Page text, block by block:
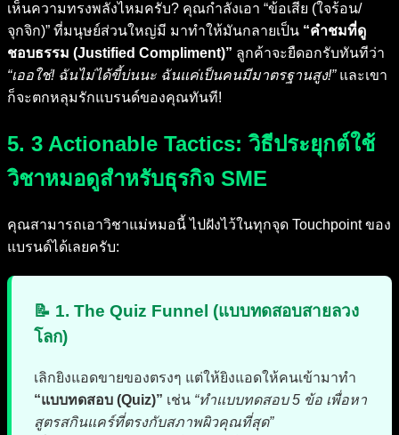
เห็นความทรงพลังไหมครับ? คุณกำลังเอา “ข้อเสีย (ใจร้อน/
จุกจิก)” ที่มนุษย์ส่วนใหญ่มี มาทำให้มันกลายเป็น “คำชมที่ดู
ชอบธรรม (Justified Compliment)” ลูกค้าจะยืดอกรับทันทีว่า
“เออใช่! ฉันไม่ได้ขี้บ่นนะ ฉันแค่เป็นคนมีมาตรฐานสูง!”และเขา
ก็จะตกหลุมรักแบรนด์ของคุณทันที!
5. 3 Actionable Tactics: วิธีประยุกต์ใช้
วิชาหมอดูสำหรับธุรกิจ SME
คุณสามารถเอาวิชาแม่หมอนี้ ไปฝังไว้ในทุกจุด Touchpoint ของ
แบรนด์ได้เลยครับ:
📝 1. The Quiz Funnel (แบบทดสอบสายลวง
โลก)
เลิกยิงแอดขายของตรงๆ แต่ให้ยิงแอดให้คนเข้ามาทำ
“แบบทดสอบ (Quiz)” เช่น “ทำแบบทดสอบ 5 ข้อ เพื่อหา
สูตรสกินแคร์ที่ตรงกับสภาพผิวคุณที่สุด”